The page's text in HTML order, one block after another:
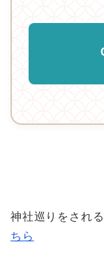
神社巡りをされる
ちら